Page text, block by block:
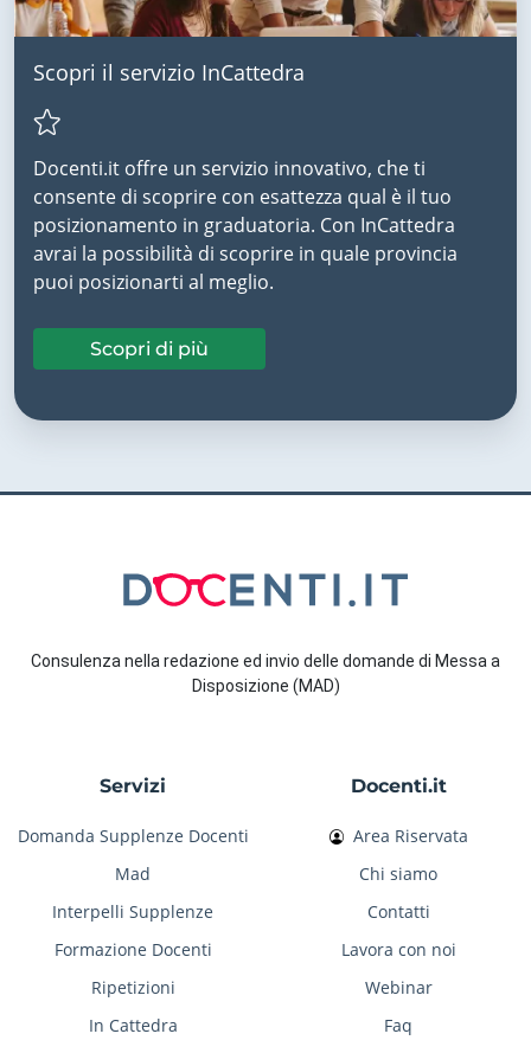
Scopri il servizio InCattedra
Docenti.it offre un servizio innovativo, che ti
consente di scoprire con esattezza qual è il tuo
posizionamento in graduatoria. Con InCattedra
avrai la possibilità di scoprire in quale provincia
puoi posizionarti al meglio.
Scopri di più
Consulenza nella redazione ed invio delle domande di Messa a
Disposizione (MAD)
Servizi
Domanda Supplenze Docenti
Mad
Interpelli Supplenze
Formazione Docenti
Ripetizioni
In Cattedra
Docenti.it
Area Riservata
Chi siamo
Contatti
Lavora con noi
Webinar
Faq